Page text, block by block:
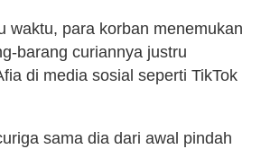
waktu, para korban menemukan
barang curiannya justru
di media sosial seperti TikTok
sama dia dari awal pindah